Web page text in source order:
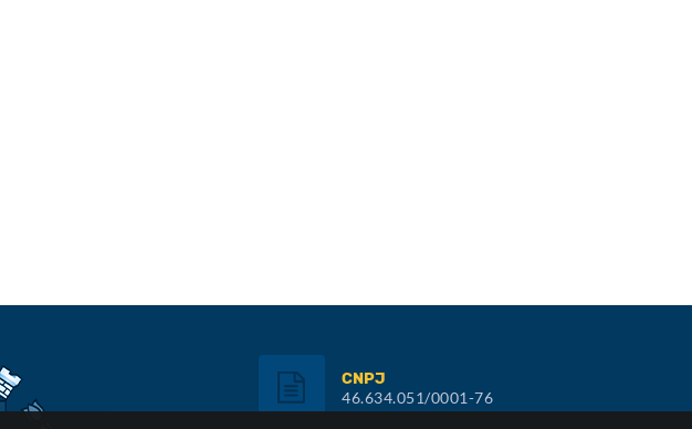
CNPJ
46.634.051/0001-76